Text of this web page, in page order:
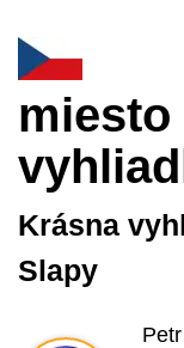
miesto
Krásna
Slapy